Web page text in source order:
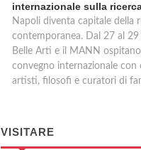
internazionale sulla
Napoli diventa capitale della
contemporanea. Dal 27 al
Belle Arti e il MANN
convegno internazionale
artisti, filosofi e curatori di
VISITARE